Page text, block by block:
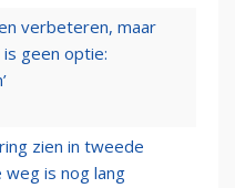
verbeteren, maar
geen optie:
zien in tweede
weg is nog lang